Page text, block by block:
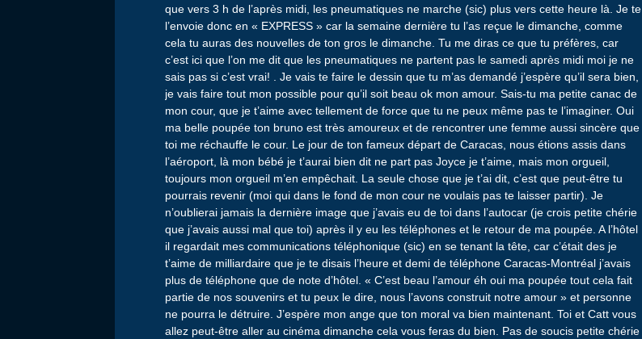
que vers 3 h de l’après midi, les pneumatiques ne marche (sic) plus vers cette heure là. Je te
l’envoie donc en « EXPRESS » car la semaine dernière tu l’as reçue le dimanche, comme
cela tu auras des nouvelles de ton gros le dimanche. Tu me diras ce que tu préfères, car
c’est ici que l’on me dit que les pneumatiques ne partent pas le samedi après midi moi je ne
sais pas si c’est vrai! . Je vais te faire le dessin que tu m’as demandé j’espère qu’il sera bien,
je vais faire tout mon possible pour qu’il soit beau ok mon amour. Sais-tu ma petite canac de
mon cour, que je t’aime avec tellement de force que tu ne peux même pas te l’imaginer. Oui
ma belle poupée ton bruno est très amoureux et de rencontrer une femme aussi sincère que
toi me réchauffe le cour. Le jour de ton fameux départ de Caracas, nous étions assis dans
l’aéroport, là mon bébé je t’aurai bien dit ne part pas Joyce je t’aime, mais mon orgueil,
toujours mon orgueil m’en empêchait. La seule chose que je t’ai dit, c’est que peut-être tu
pourrais revenir (moi qui dans le fond de mon cour ne voulais pas te laisser partir). Je
n’oublierai jamais la dernière image que j’avais eu de toi dans l’autocar (je crois petite chérie
que j’avais aussi mal que toi) après il y eu les téléphones et le retour de ma poupée. A l’hôtel
il regardait mes communications téléphonique (sic) en se tenant la tête, car c’était des je
t’aime de milliardaire que je te disais l’heure et demi de téléphone Caracas-Montréal j’avais
plus de téléphone que de note d’hôtel. « C’est beau l’amour éh oui ma poupée tout cela fait
partie de nos souvenirs et tu peux le dire, nous l’avons construit notre amour » et personne
ne pourra le détruire. J’espère mon ange que ton moral va bien maintenant. Toi et Catt vous
allez peut-être aller au cinéma dimanche cela vous feras du bien. Pas de soucis petite chérie